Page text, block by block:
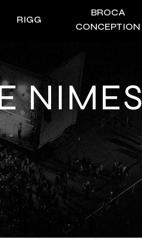
RIGG
BROCA
CONCEPTION
NIMES